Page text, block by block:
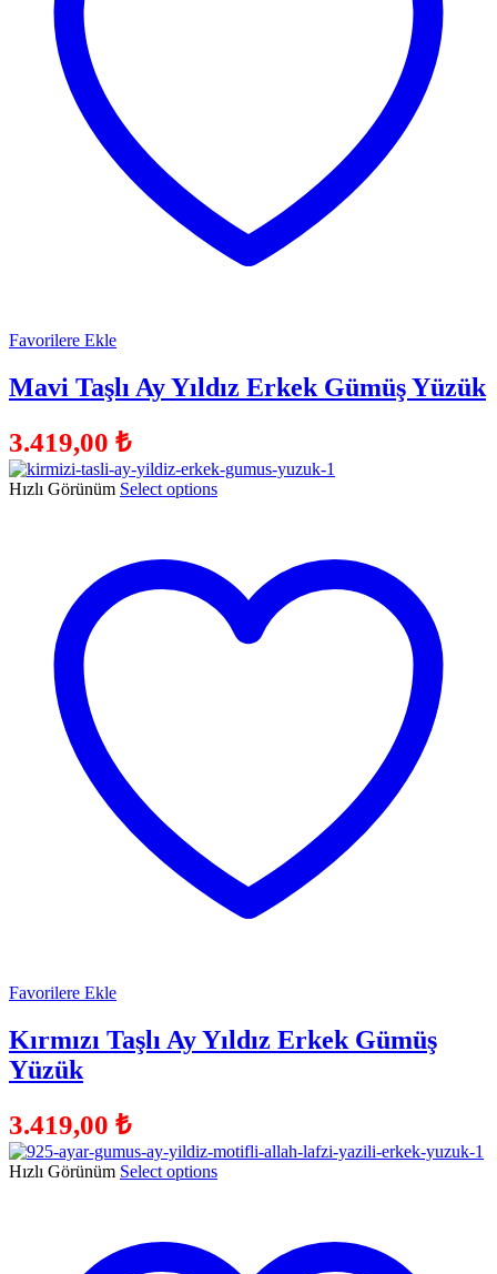
Favorilere Ekle
Mavi Taşlı Ay Yıldız Erkek Gümüş Yüzük
3.419,00 ₺
Hızlı Görünüm Select options
Favorilere Ekle
Kırmızı Taşlı Ay Yıldız Erkek Gümüş
Yüzük
3.419,00 ₺
Hızlı Görünüm Select options